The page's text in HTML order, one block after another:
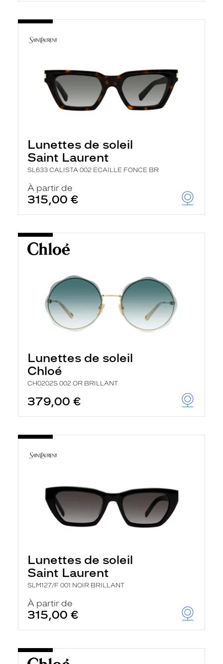
Lunettes de soleil
Saint Laurent
SL633 CALISTA 002 ECAILLE FONCE BR
À partir de
315,00 €
Lunettes de soleil
Chloé
CH0202S 002 OR BRILLANT
379,00 €
Lunettes de soleil
Saint Laurent
SLM127/F 001 NOIR BRILLANT
À partir de
315,00 €